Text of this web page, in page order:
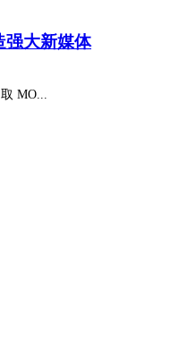
强大新媒体
MO...